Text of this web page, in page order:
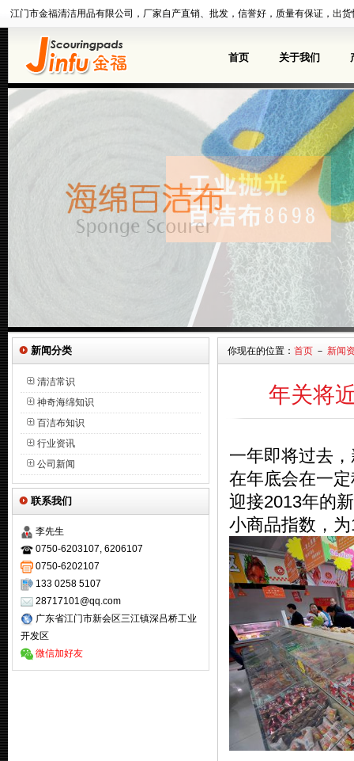
江门市金福清洁用品有限公司，厂家自产直销、批发，信誉好，质量有保证，出
首页 关于我们
你现在的位置： 首页 － 新闻
年关将
一年即将过去
在年底会在一
迎接2013年的
小商品指数，
新闻分类
清洁常识
神奇海绵知识
百洁布知识
行业资讯
公司新闻
联系我们
李先生
0750-6203107, 6206107
0750-6202107
133 0258 5107
28717101@qq.com
广东省江门市新会区三江镇深吕桥工业
开发区
微信加好友